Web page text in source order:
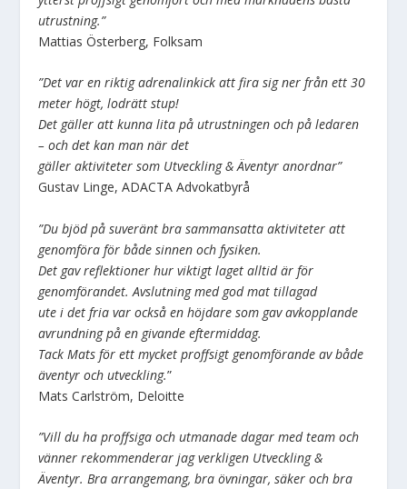
utrustning.”
Mattias Österberg, Folksam
”Det var en riktig adrenalinkick att fira sig ner från ett 30
meter högt, lodrätt stup!
Det gäller att kunna lita på utrustningen och på ledaren
– och det kan man när det
gäller aktiviteter som Utveckling & Äventyr anordnar”
Gustav Linge, ADACTA Advokatbyrå
”Du bjöd på suveränt bra sammansatta aktiviteter att
genomföra för både sinnen och fysiken.
Det gav reflektioner hur viktigt laget alltid är för
genomförandet. Avslutning med god mat tillagad
ute i det fria var också en höjdare som gav avkopplande
avrundning på en givande eftermiddag.
Tack Mats för ett mycket proffsigt genomförande av både
äventyr och utveckling.”
Mats Carlström, Deloitte
”Vill du ha proffsiga och utmanade dagar med team och
vänner rekommenderar jag verkligen Utveckling &
Äventyr. Bra arrangemang, bra övningar, säker och bra